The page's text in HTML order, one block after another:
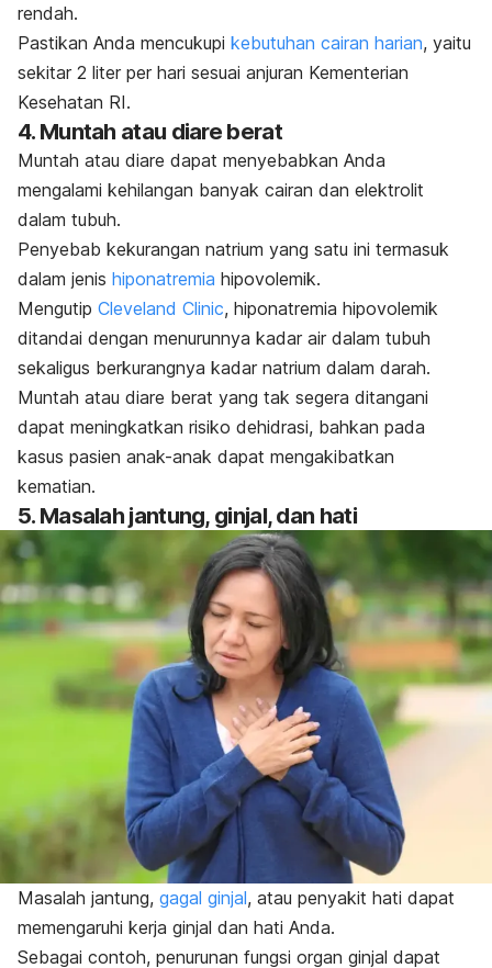
rendah.
Pastikan Anda mencukupi kebutuhan cairan harian, yaitu
sekitar 2 liter per hari sesuai anjuran Kementerian
Kesehatan RI.
4. Muntah atau diare berat
Muntah atau diare dapat menyebabkan Anda
mengalami kehilangan banyak cairan dan elektrolit
dalam tubuh.
Penyebab kekurangan natrium yang satu ini termasuk
dalam jenis hiponatremia hipovolemik.
Mengutip Cleveland Clinic, hiponatremia hipovolemik
ditandai dengan menurunnya kadar air dalam tubuh
sekaligus berkurangnya kadar natrium dalam darah.
Muntah atau diare berat yang tak segera ditangani
dapat meningkatkan risiko dehidrasi, bahkan pada
kasus pasien anak-anak dapat mengakibatkan
kematian.
5. Masalah jantung, ginjal, dan hati
Masalah jantung, gagal ginjal, atau penyakit hati dapat
memengaruhi kerja ginjal dan hati Anda.
Sebagai contoh, penurunan fungsi organ ginjal dapat